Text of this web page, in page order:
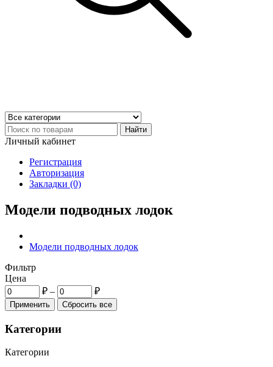
Найти
Личный кабинет
Регистрация
Авторизация
Закладки (0)
Модели подводных лодок
Модели подводных лодок
Фильтр
Цена
₽ – ₽
Категории
Категории